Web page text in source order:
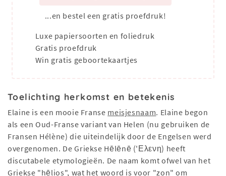
...en bestel een gratis proefdruk!
Luxe papiersoorten en foliedruk
Gratis proefdruk
Win gratis geboortekaartjes
Toelichting herkomst en betekenis
Elaine is een mooie Franse meisjesnaam. Elaine begon
als een Oud-Franse variant van Helen (nu gebruiken de
Fransen Hélène) die uiteindelijk door de Engelsen werd
overgenomen. De Griekse Hēlēnē ('Ελενη) heeft
discutabele etymologieën. De naam komt ofwel van het
Griekse "hēlios", wat het woord is voor "zon" om